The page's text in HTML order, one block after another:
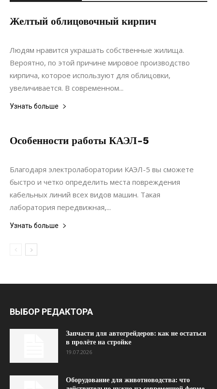
Желтый облицовочный кирпич
08.05.2019
Людям нравится украшать собственные жилища.
Вероятно, по этой причине мировое производство
кирпича, которое используют для облицовки,
увеличивается. В современном...
Узнать больше
Особенности работы КАЭЛ-5
11.10.2019
Благодаря электролаборатории КАЭЛ-5 вы сможете
быстро и четко определить места повреждения
кабельных линий всех видов машин. Такая
лаборатория передвижная,...
Узнать больше
ВЫБОР РЕДАКТОРА
Запчасти для автогрейдеров: как не остаться
в пролёте на стройке
19.07.2026
Оборудование для животноводства: что